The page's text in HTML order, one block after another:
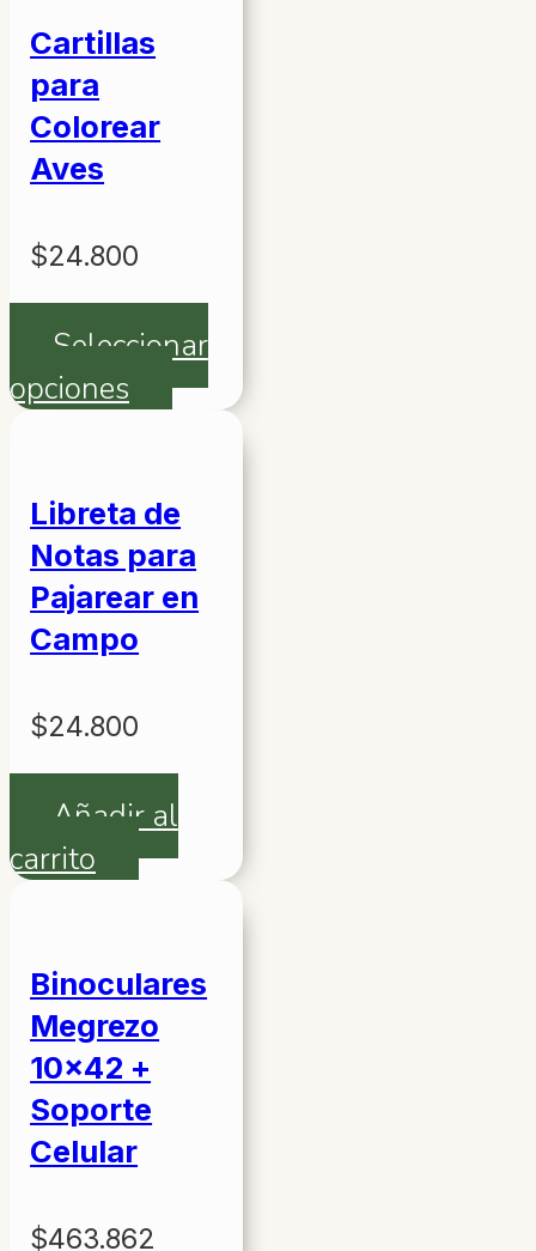
Cartillas
para
Colorear
Aves
$24.800
Seleccionar
opciones
Este
producto
múltiples
variantes.
Las
en
página
producto
Libreta de
Notas para
Pajarear en
Campo
$24.800
Añadir al
carrito
Binoculares
Megrezo
10×42 +
Soporte
Celular
$463.862